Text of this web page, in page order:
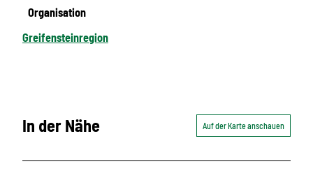
Organisation
Greifensteinregion
In der Nähe Auf der Karte anschauen